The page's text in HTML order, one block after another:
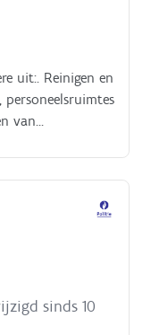
uit:. Reinigen en
van
en
en
veilige
sinds 10